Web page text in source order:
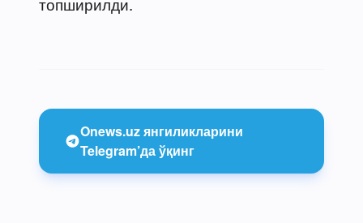
Onews.uz янгиликларини
Telegram’да ўқинг